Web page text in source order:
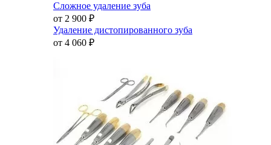
Сложное удаление зуба
от 2 900 ₽
Удаление дистопированного зуба
от 4 060 ₽